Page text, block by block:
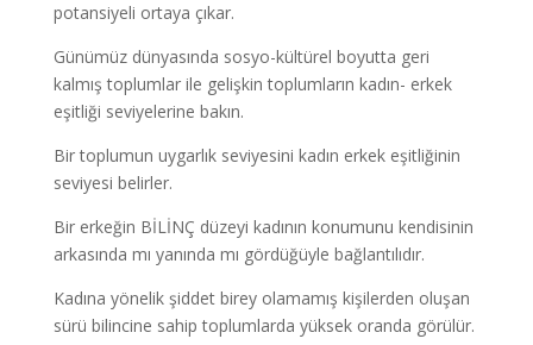
potansiyeli ortaya çıkar.
Günümüz dünyasında sosyo-kültürel boyutta geri
kalmış toplumlar ile gelişkin toplumların kadın- erkek
eşitliği seviyelerine bakın.
Bir toplumun uygarlık seviyesini kadın erkek eşitliğinin
seviyesi belirler.
Bir erkeğin BİLİNÇ düzeyi kadının konumunu kendisinin
arkasında mı yanında mı gördüğüyle bağlantılıdır.
Kadına yönelik şiddet birey olamamış kişilerden oluşan
sürü bilincine sahip toplumlarda yüksek oranda görülür.